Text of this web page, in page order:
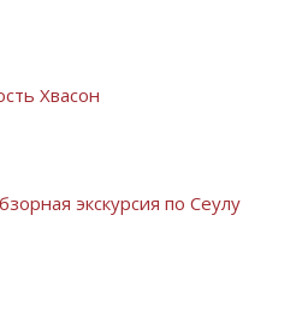
Хвасон
экскурсия по Сеулу